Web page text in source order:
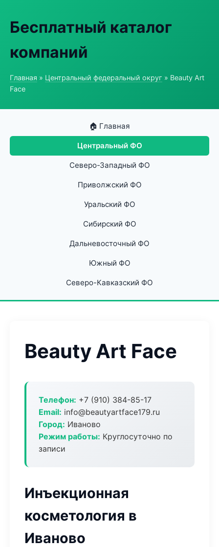
Бесплатный каталог
компаний
Главная » Центральный федеральный округ » Beauty Art
Face
🏠 Главная
Центральный ФО
Северо-Западный ФО
Приволжский ФО
Уральский ФО
Сибирский ФО
Дальневосточный ФО
Южный ФО
Северо-Кавказский ФО
Beauty Art Face
Телефон: +7 (910) 384-85-17
Email: info@beautyartface179.ru
Город: Иваново
Режим работы: Круглосуточно по
записи
Инъекционная
косметология в
Иваново